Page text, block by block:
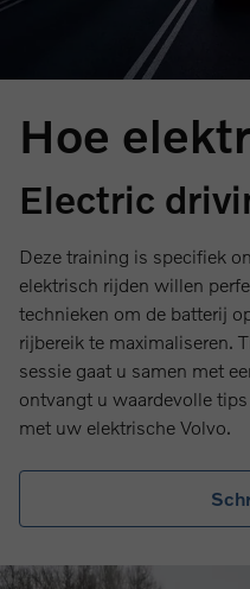
Hoe
Electric
Deze training is specifiek
elektrisch rijden willen
technieken om de batterij
rijbereik te maximaliseren.
sessie gaat u samen met
ontvangt u waardevolle
met uw elektrische Volvo.